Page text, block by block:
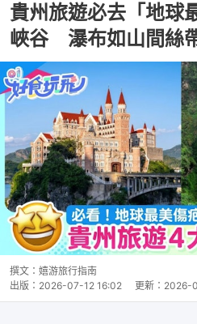
貴州旅遊必去「地球
峽谷 瀑布如山間絲
撰文： 嬉游旅行指南
出版： 2026-07-12 16:02 更新： 2026-